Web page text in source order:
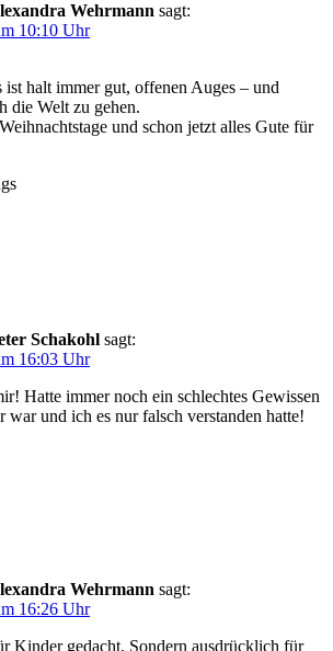
Wehrmann sagt:
10:10 Uhr
ist halt immer gut, offenen Auges – und
die Welt zu gehen.
und schon jetzt alles Gute für
Schakohl sagt:
16:03 Uhr
Hatte immer noch ein schlechtes Gewissen
war und ich es nur falsch verstanden hatte!
Wehrmann sagt:
16:26 Uhr
Kinder gedacht. Sondern ausdrücklich für